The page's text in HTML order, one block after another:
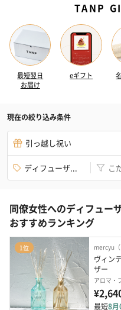
TANP
最短翌日
お届け
eギフト
現在の絞り込み条件
引っ越し祝い
ディフューザ... こ
同僚女性へのディフュー
おすすめランキング
1位 mercyu（
ヴィン
ザー
アロマ・
最短8